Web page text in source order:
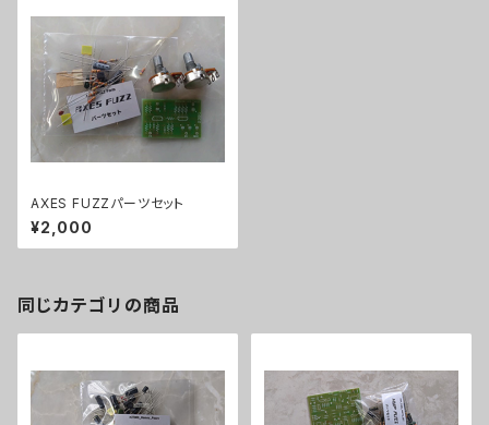
AXES FUZZパーツセット
¥2,000
同じカテゴリの商品